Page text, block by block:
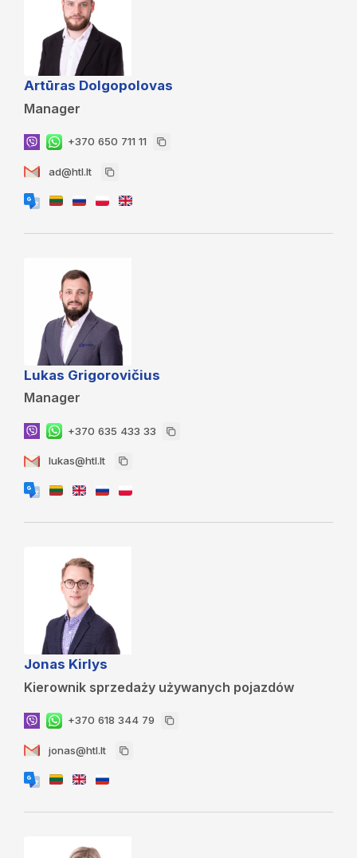
Artūras Dolgopolovas
Manager
+370 650 711 11
ad@htl.lt
Lukas Grigorovičius
Manager
+370 635 433 33
lukas@htl.lt
Jonas Kirlys
Kierownik sprzedaży używanych pojazdów
+370 618 344 79
jonas@htl.lt